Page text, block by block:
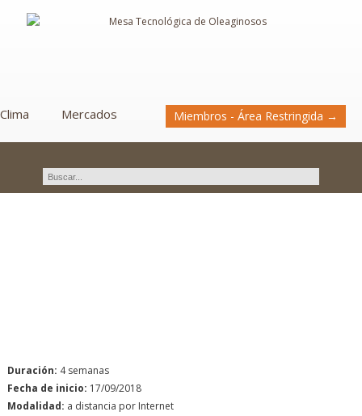
Clima Mercados Miembros - Área Restringida →
Duración: 4 semanas
Fecha de inicio: 17/09/2018
Modalidad: a distancia por Internet